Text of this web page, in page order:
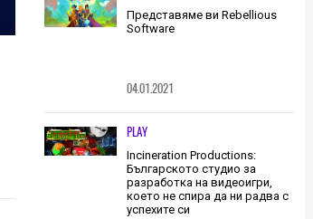
Представяме ви Rebellious
Software
04.01.2021
PLAY
Incineration Productions:
Българското студио за
разработка на видеоигри,
което не спира да ни радва с
успехите си